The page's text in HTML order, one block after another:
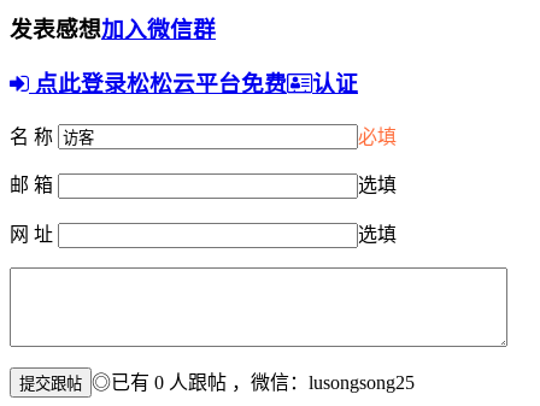
发表感想加入微信群
点此登录松松云平台免费 认证
名 称 必填
邮 箱 选填
网 址 选填
◎已有 0 人跟帖 ，微信：lusongsong25